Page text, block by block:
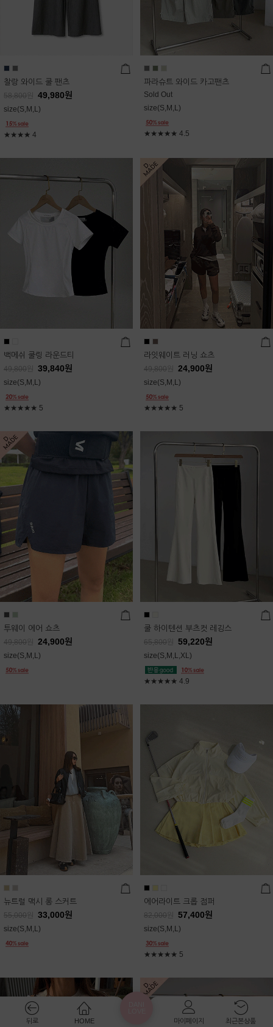
찰랑 와이드 쿨 팬츠
58,800 49,980원
size(S,M,L)
★★★★ 4
파라슈트 와이드 카고팬츠
Sold Out
size(S,M,L)
★★★★★ 4.5
백메쉬 쿨링 라운드티
49,800 39,840원
size(S,M,L)
★★★★★ 5
라잇웨이트 러닝 쇼츠
49,800 24,900원
size(S,M,L)
★★★★★ 5
투웨이 에어 쇼츠
49,800 24,900원
size(S,M,L)
쿨 하이텐션 부츠컷 레깅스
65,800 59,220원
size(S,M,L,XL)
★★★★★ 4.9
뉴트럴 맥시 롱 스커트
55,000 33,000원
size(S,M,L)
에어라이트 크롭 점퍼
82,000 57,400원
size(S,M,L)
★★★★★ 5
뒤로 HOME
마이페이지
최근본상품